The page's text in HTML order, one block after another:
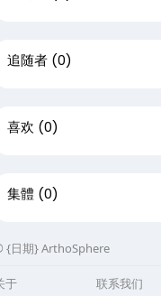
追随者 (0)
喜欢 (0)
集體 (0)
{日期} ArthoSphere
于 联系我们